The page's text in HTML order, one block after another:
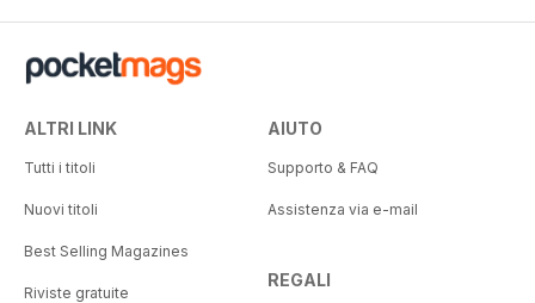
ALTRI LINK
Tutti i titoli
Nuovi titoli
Best Selling Magazines
Riviste gratuite
AIUTO
Supporto & FAQ
Assistenza via e-mail
REGALI